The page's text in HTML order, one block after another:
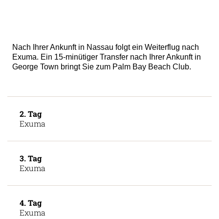
Nach Ihrer Ankunft in Nassau folgt ein Weiterflug nach
Exuma. Ein 15-minütiger Transfer nach Ihrer Ankunft in
George Town bringt Sie zum Palm Bay Beach Club.